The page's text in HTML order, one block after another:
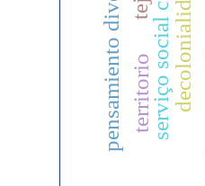
decolonialidad
serviço social crítico
territorio
pensamiento divergente